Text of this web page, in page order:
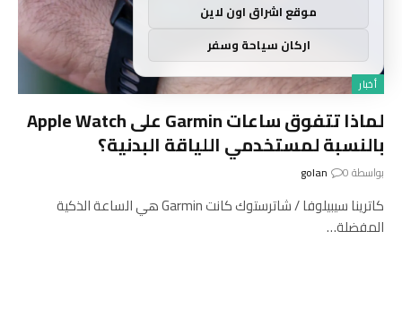
أخبار
لماذا تتفوق ساعات Garmin على Apple Watch
بالنسبة لمستخدمي اللياقة البدنية؟
بواسطة golan 0
كاترينا سيبيلوفا / شاترستوك كانت Garmin هي الساعة الذكية
المفضلة…
موقع اشراق اون لاين
اركان سياحة وسفر